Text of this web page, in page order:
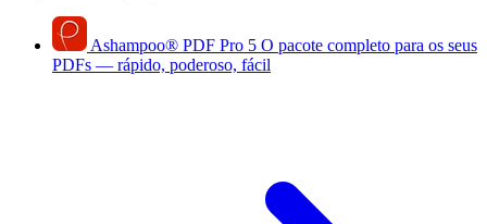
Ashampoo® PDF Pro 5 O pacote completo para os seus
PDFs — rápido, poderoso, fácil